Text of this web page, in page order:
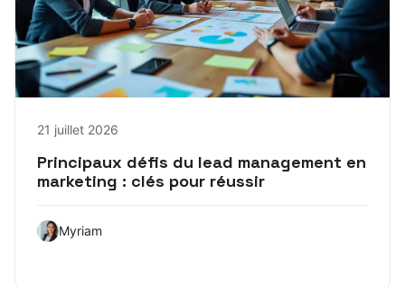
21 juillet 2026
Principaux défis du lead management en
marketing : clés pour réussir
Myriam